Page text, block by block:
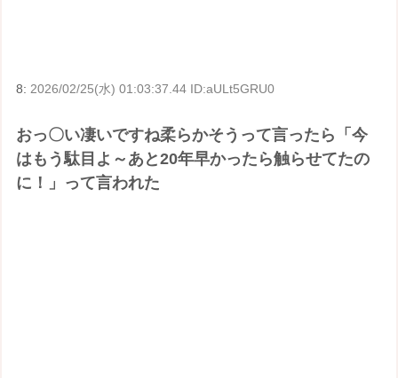
8:2026/02/25(水) 01:03:37.44 ID:aULt5GRU0
おっ〇い凄いですね柔らかそうって言ったら「今
はもう駄目よ～あと20年早かったら触らせてたの
に！」って言われた